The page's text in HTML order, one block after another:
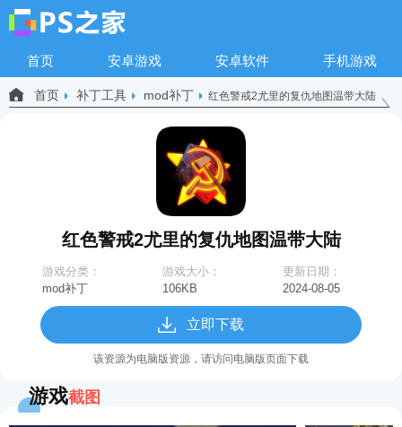
首页 安卓游戏 安卓软件 手机游戏
首页 补丁工具 mod补丁 红色警戒2尤里的复仇地图温带大陆
红色警戒2尤里的复仇地图温带大陆
游戏分类：
mod补丁
游戏大小：
106KB
更新日期：
2024-08-05
11:15:42
立即下载
该资源为电脑版资源，请访问电脑版页面下载
游戏截图